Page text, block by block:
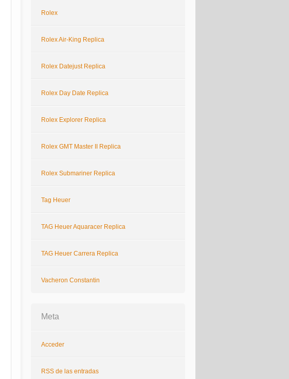
Rolex
Rolex Air-King Replica
Rolex Datejust Replica
Rolex Day Date Replica
Rolex Explorer Replica
Rolex GMT Master II Replica
Rolex Submariner Replica
Tag Heuer
TAG Heuer Aquaracer Replica
TAG Heuer Carrera Replica
Vacheron Constantin
Meta
Acceder
RSS de las entradas